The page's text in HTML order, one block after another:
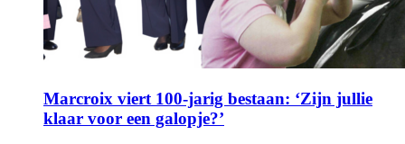
Marcroix viert 100-jarig bestaan: ‘Zijn jullie
klaar voor een galopje?’